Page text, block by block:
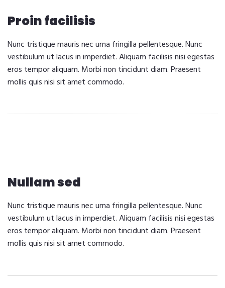
Proin facilisis
Nunc tristique mauris nec urna fringilla pellentesque. Nunc
vestibulum ut lacus in imperdiet. Aliquam facilisis nisi egestas
eros tempor aliquam. Morbi non tincidunt diam. Praesent
mollis quis nisi sit amet commodo.
Nullam sed
Nunc tristique mauris nec urna fringilla pellentesque. Nunc
vestibulum ut lacus in imperdiet. Aliquam facilisis nisi egestas
eros tempor aliquam. Morbi non tincidunt diam. Praesent
mollis quis nisi sit amet commodo.